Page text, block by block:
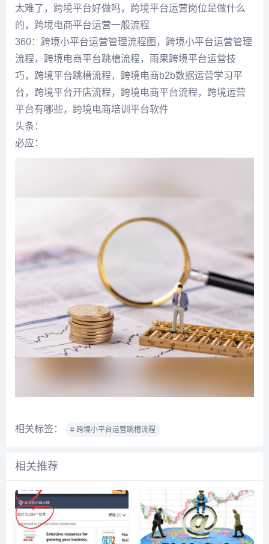
太难了，跨境平台好做吗，跨境平台运营岗位是做什么
的，跨境电商平台运营一般流程
360：跨境小平台运营管理流程图，跨境小平台运营管理
流程，跨境电商平台跳槽流程，雨果跨境平台运营技
巧，跨境平台跳槽流程，跨境电商b2b数据运营学习平
台，跨境平台开店流程，跨境电商平台流程，跨境运营
平台有哪些，跨境电商培训平台软件
头条：
必应：
相关标签： # 跨境小平台运营跳槽流程
相关推荐